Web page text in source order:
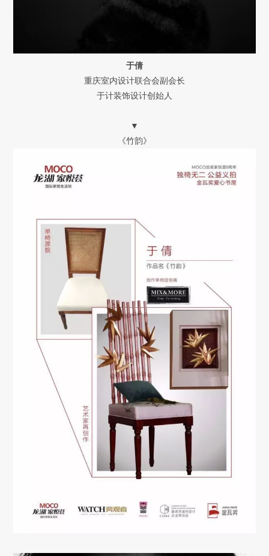
于倩
重庆室内设计联合会副会长
于计装饰设计创始人
▼
《竹韵》